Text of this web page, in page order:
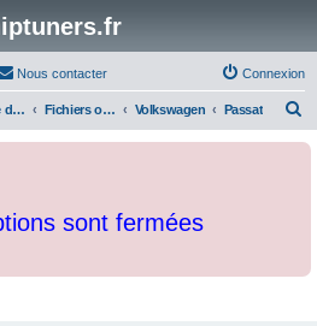
Nous contacter Connexion
Librairie de documents et originaux Fichiers originaux Volkswagen Passat
c
sont fermées